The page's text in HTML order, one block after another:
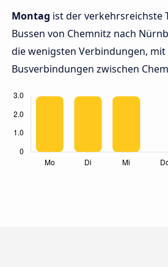
Montag ist der verkehrsreichste
Bussen von Chemnitz nach
die wenigsten Verbindungen,
Busverbindungen zwischen